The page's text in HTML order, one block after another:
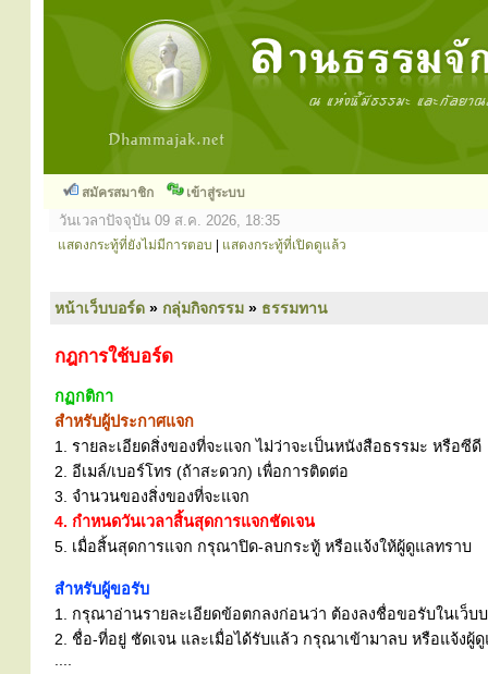
สมัครสมาชิก เข้าสู่ระบบ
วันเวลาปัจจุบัน 09 ส.ค. 2026, 18:35
แสดงกระทู้ที่ยังไม่มีการตอบ แสดงกระทู้ที่เปิดดูแล้ว
หน้าเว็บบอร์ด » กลุ่มกิจกรรม » ธรรมทาน
กฎการใช้บอร์ด
กฏกติกา
สำหรับผู้ประกาศแจก
1. รายละเอียดสิ่งของที่จะแจก ไม่ว่าจะเป็นหนังสือธรรมะ หรือซีดี
2. อีเมล์/เบอร์โทร (ถ้าสะดวก) เพื่อการติดต่อ
3. จำนวนของสิ่งของที่จะแจก
4. กำหนดวันเวลาสิ้นสุดการแจกชัดเจน
5. เมื่อสิ้นสุดการแจก กรุณาปิด-ลบกระทู้ หรือแจ้งให้ผู้ดูแลทราบ
สำหรับผู้ขอรับ
1. กรุณาอ่านรายละเอียดข้อตกลงก่อนว่า ต้องลงชื่อขอรับในเว็บ
2. ชื่อ-ที่อยู่ ชัดเจน และเมื่อได้รับแล้ว กรุณาเข้ามาลบ หรือแจ้ง